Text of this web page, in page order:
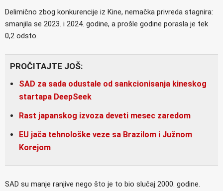
Delimično zbog konkurencije iz Kine, nemačka privreda stagnira:
smanjila se 2023. i 2024. godine, a prošle godine porasla je tek
0,2 odsto.
PROČITAJTE JOŠ:
SAD za sada odustale od sankcionisanja kineskog
startapa DeepSeek
Rast japanskog izvoza deveti mesec zaredom
EU jača tehnološke veze sa Brazilom i Južnom
Korejom
SAD su manje ranjive nego što je to bio slučaj 2000. godine.